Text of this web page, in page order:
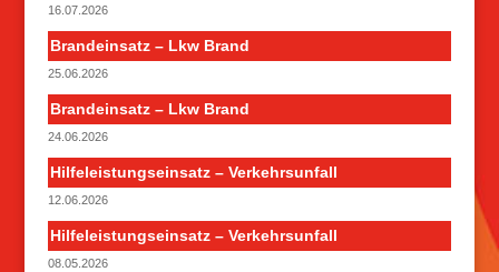
16.07.2026
Brandeinsatz – Lkw Brand
25.06.2026
Brandeinsatz – Lkw Brand
24.06.2026
Hilfeleistungseinsatz – Verkehrsunfall
12.06.2026
Hilfeleistungseinsatz – Verkehrsunfall
08.05.2026